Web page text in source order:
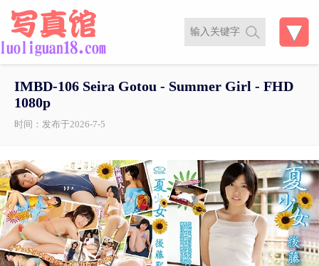
IMBD-106 Seira Gotou - Summer Girl - FHD
1080p
时间：发布于2026-7-5